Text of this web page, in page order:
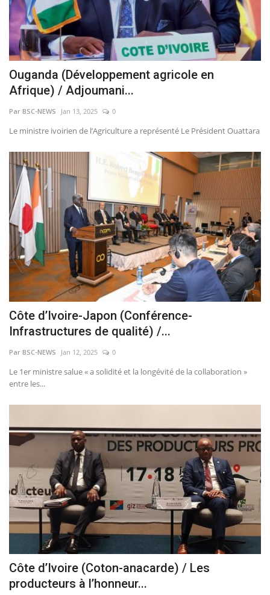
Ouganda (Développement agricole en
Afrique) / Adjoumani...
Par BSC-NEWS Jan 13, 2025 0
Le ministre ivoirien de l’Agriculture a représenté Le Président Ouattara
Côte d’Ivoire-Japon (Conférence-
Infrastructures de qualité) /...
Par BSC-NEWS Jan 12, 2025 0
Le 1er ministre salue « a solidité et la longévité de la collaboration »
entre les...
Côte d’Ivoire (Coton-anacarde) / Les
producteurs à l’honneur...